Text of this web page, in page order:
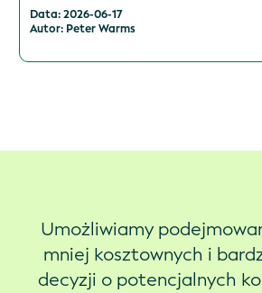
Data: 2026-06-17
Autor: Peter Warms
Umożliwiamy
mniej kosztownych i
decyzji o potencjalnych